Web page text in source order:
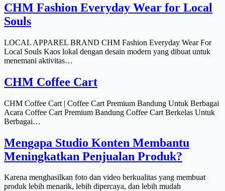
CHM Fashion Everyday Wear for Local
Souls
LOCAL APPAREL BRAND CHM Fashion Everyday Wear For
Local Souls Kaos lokal dengan desain modern yang dibuat untuk
menemani aktivitas…
CHM Coffee Cart
CHM Coffee Cart | Coffee Cart Premium Bandung Untuk Berbagai
Acara Coffee Cart Premium Bandung Coffee Cart Berkelas Untuk
Berbagai…
Mengapa Studio Konten Membantu
Meningkatkan Penjualan Produk?
Karena menghasilkan foto dan video berkualitas yang membuat
produk lebih menarik, lebih dipercaya, dan lebih mudah